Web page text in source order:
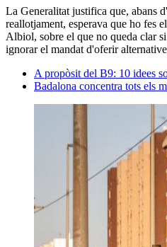
La Generalitat justifica que, abans
reallotjament, esperava que ho fes
Albiol, sobre el que no queda clar
ignorar el mandat d'oferir
A propòsit del B9: 10 idees
Badalona concentra tots els